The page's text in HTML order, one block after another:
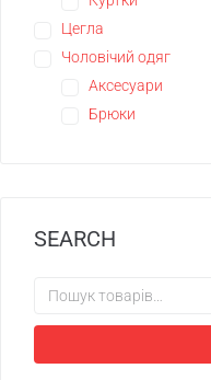
Цегла
Чоловічий одяг
Аксесуари
Брюки
SEARCH